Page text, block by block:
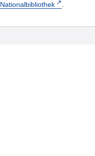
Nationalbibliothek
.